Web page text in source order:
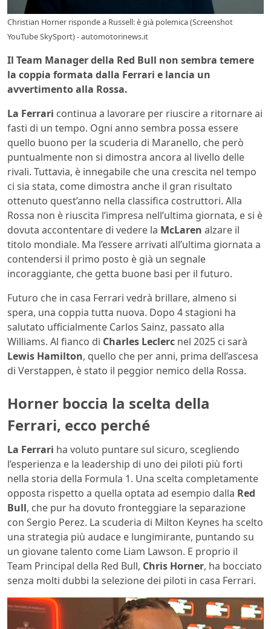
Christian Horner risponde a Russell: è già polemica (Screenshot
YouTube SkySport) - automotorinews.it
Il Team Manager della Red Bull non sembra temere
la coppia formata dalla Ferrari e lancia un
avvertimento alla Rossa.
La Ferrari continua a lavorare per riuscire a ritornare ai
fasti di un tempo. Ogni anno sembra possa essere
quello buono per la scuderia di Maranello, che però
puntualmente non si dimostra ancora al livello delle
rivali. Tuttavia, è innegabile che una crescita nel tempo
ci sia stata, come dimostra anche il gran risultato
ottenuto quest’anno nella classifica costruttori. Alla
Rossa non è riuscita l’impresa nell’ultima giornata, e si è
dovuta accontentare di vedere la McLaren alzare il
titolo mondiale. Ma l’essere arrivati all’ultima giornata a
contendersi il primo posto è già un segnale
incoraggiante, che getta buone basi per il futuro.
Futuro che in casa Ferrari vedrà brillare, almeno si
spera, una coppia tutta nuova. Dopo 4 stagioni ha
salutato ufficialmente Carlos Sainz, passato alla
Williams. Al fianco di Charles Leclerc nel 2025 ci sarà
Lewis Hamilton, quello che per anni, prima dell’ascesa
di Verstappen, è stato il peggior nemico della Rossa.
Horner boccia la scelta della
Ferrari, ecco perché
La Ferrari ha voluto puntare sul sicuro, scegliendo
l’esperienza e la leadership di uno dei piloti più forti
nella storia della Formula 1. Una scelta completamente
opposta rispetto a quella optata ad esempio dalla Red
Bull, che pur ha dovuto fronteggiare la separazione
con Sergio Perez. La scuderia di Milton Keynes ha scelto
una strategia più audace e lungimirante, puntando su
un giovane talento come Liam Lawson. E proprio il
Team Principal della Red Bull, Chris Horner, ha bocciato
senza molti dubbi la selezione dei piloti in casa Ferrari.